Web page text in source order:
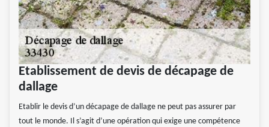
Etablissement de devis de décapage de
dallage
Etablir le devis d’un décapage de dallage ne peut pas assurer par
tout le monde. Il s’agit d’une opération qui exige une compétence